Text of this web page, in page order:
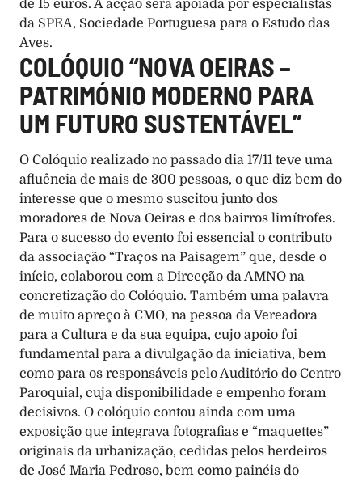
de 15 euros. A acção será apoiada por especialistas
da SPEA, Sociedade Portuguesa para o Estudo das
Aves.
COLÓQUIO “NOVA OEIRAS –
PATRIMÓNIO MODERNO PARA
UM FUTURO SUSTENTÁVEL”
O Colóquio realizado no passado dia 17/11 teve uma
afluência de mais de 300 pessoas, o que diz bem do
interesse que o mesmo suscitou junto dos
moradores de Nova Oeiras e dos bairros limítrofes.
Para o sucesso do evento foi essencial o contributo
da associação “Traços na Paisagem” que, desde o
início, colaborou com a Direcção da AMNO na
concretização do Colóquio. Também uma palavra
de muito apreço à CMO, na pessoa da Vereadora
para a Cultura e da sua equipa, cujo apoio foi
fundamental para a divulgação da iniciativa, bem
como para os responsáveis pelo Auditório do Centro
Paroquial, cuja disponibilidade e empenho foram
decisivos. O colóquio contou ainda com uma
exposição que integrava fotografias e “maquettes”
originais da urbanização, cedidas pelos herdeiros
de José Maria Pedroso, bem como painéis do